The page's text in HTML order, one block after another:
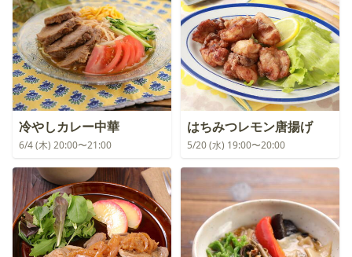
冷やしカレー中華
6/4 (木) 20:00〜21:00
はちみつレモン唐揚げ
5/20 (水) 19:00〜20:00